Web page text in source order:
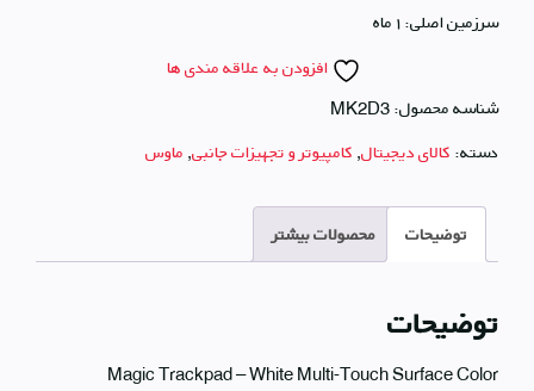
سرزمین اصلی: ۱ ماه
افزودن به علاقه مندی ها
شناسه محصول:MK2D3
دسته: کالای دیجیتال, کامپیوتر و تجهیزات جانبی, ماوس
توضیحات محصولات بیشتر
توضیحات